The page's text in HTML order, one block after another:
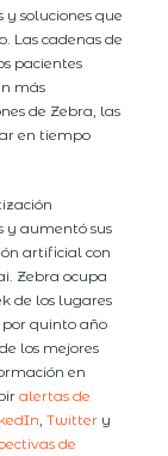
soluciones que
Las cadenas de
pacientes
más
de Zebra, las
en tiempo
y aumentó sus
artificial con
Zebra ocupa
de los lugares
por quinto año
los mejores
en
alertas de
,Twitter y
de